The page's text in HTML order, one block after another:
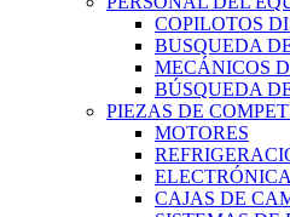
COPILOTOS
BUSQUEDA
MECÁNICOS
BÚSQUEDA
PIEZAS DE
MOTORES
ELECTRÓNICA
CAJAS DE